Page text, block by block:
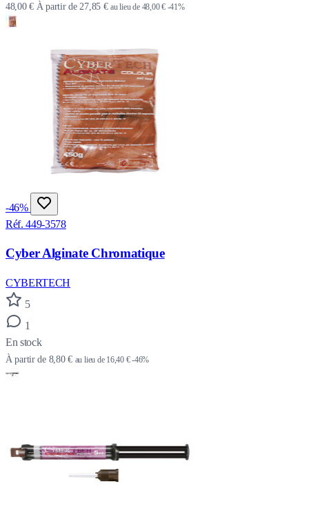
48,00 € À partir de 27,85 € au lieu de 48,00 € -41%
-46%
Réf. 449-3578
Cyber Alginate Chromatique
CYBERTECH
5
1
En stock
À partir de 8,80 € au lieu de 16,40 €-46%